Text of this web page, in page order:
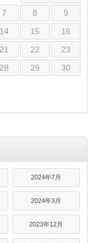
7 8
9
14 15
16
21 22
23
28 29
30
2024年7月
2024年3月
2023年12月